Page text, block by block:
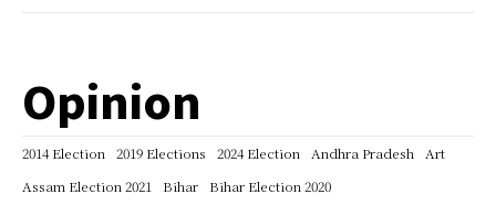
Opinion
2014 Election 2019 Elections 2024 Election Andhra Pradesh
Art
Assam Election 2021
Bihar
Bihar Election 2020